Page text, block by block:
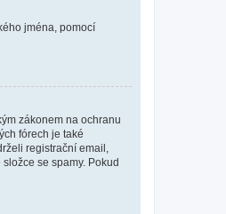
jména, pomocí
zákonem na ochranu
fórech je také
registrační email,
se spamy. Pokud